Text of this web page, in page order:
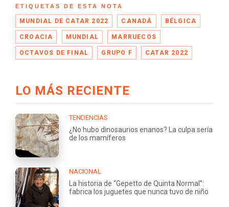
ETIQUETAS DE ESTA NOTA
MUNDIAL DE CATAR 2022 CANADÁ BÉLGICA
CROACIA MUNDIAL MARRUECOS
OCTAVOS DE FINAL GRUPO F CATAR 2022
LO MÁS RECIENTE
TENDENCIAS
¿No hubo dinosaurios enanos? La culpa sería
de los mamíferos
NACIONAL
La historia de “Gepetto de Quinta Normal”:
fabrica los juguetes que nunca tuvo de niño